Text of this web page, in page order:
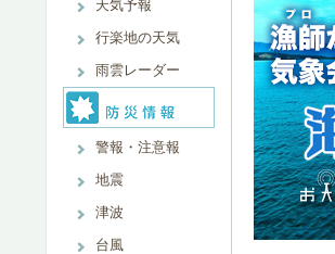
天気予報
行楽地の天気
雨雲レーダー
警報・注意報
地震
津波
台風